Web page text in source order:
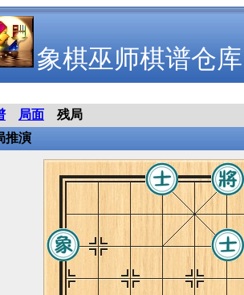
象棋巫师棋谱仓库
局面
残局
推演